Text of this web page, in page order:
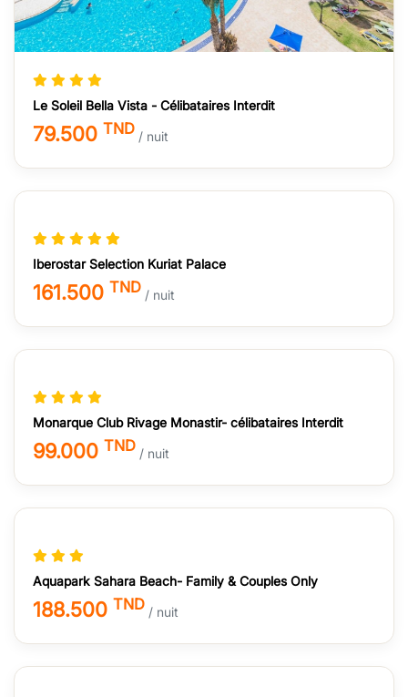
Le Soleil Bella Vista - Célibataires Interdit
79.500 TND / nuit
Iberostar Selection Kuriat Palace
161.500 TND / nuit
Monarque Club Rivage Monastir- célibataires Interdit
99.000 TND / nuit
Aquapark Sahara Beach- Family & Couples Only
188.500 TND / nuit